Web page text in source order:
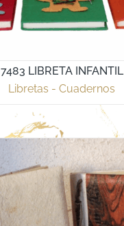
7483 LIBRETA INFANTIL
Libretas - Cuadernos